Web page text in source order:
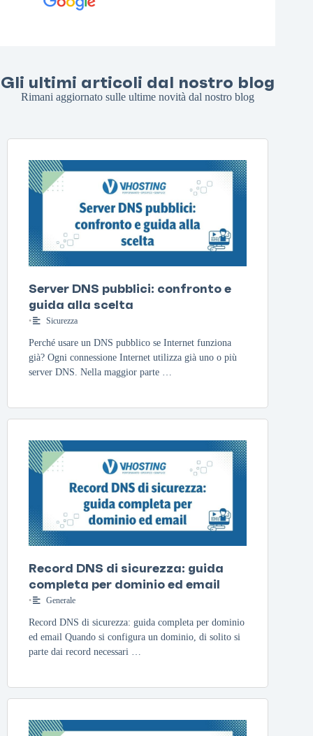
Gli ultimi articoli dal nostro blog
Rimani aggiornato sulle ultime novità dal nostro blog
Server DNS pubblici: confronto e
guida alla scelta
• Sicurezza
Perché usare un DNS pubblico se Internet funziona
già? Ogni connessione Internet utilizza già uno o più
server DNS. Nella maggior parte …
Record DNS di sicurezza: guida
completa per dominio ed email
• Generale
Record DNS di sicurezza: guida completa per dominio
ed email Quando si configura un dominio, di solito si
parte dai record necessari …